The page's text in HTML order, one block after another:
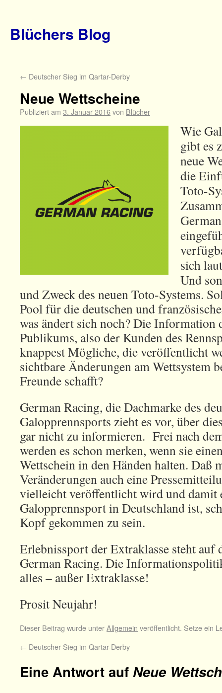
Blüchers Blog
← Deutscher Sieg im Qartar-Derby
Neue Wettscheine
Publiziert am 3. Januar 2016von Blücher
Wie
gibt es
neue
die
Toto-
sich
Und
und Zweck des neuen Toto-Systems.
Pool für die deutschen und
was ändert sich noch? Die Information
Publikums, also der Kunden des
knappest Mögliche, die veröffentlicht
sichtbare Änderungen am Wettsystem
Freunde schafft?
German Racing, die Dachmarke des
Galopprennsports zieht es vor, über
gar nicht zu informieren. Frei nach
werden es schon merken, wenn sie
Wettschein in den Händen halten. Daß
Veränderungen auch eine
vielleicht veröffentlicht wird und damit
Galopprennsport in Deutschland ist,
Kopf gekommen zu sein.
Erlebnissport der Extraklasse steht auf
German Racing. Die
alles – außer Extraklasse!
Prosit Neujahr!
Dieser Beitrag wurde unterAllgemein veröffentlicht. Setze ein
← Deutscher Sieg im Qartar-Derby
Eine Antwort auf Neue